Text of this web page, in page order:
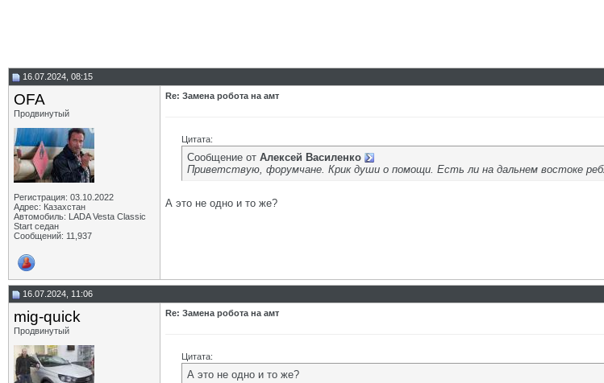
16.07.2024, 08:15
OFA
Продвинутый
Регистрация: 03.10.2022
Адрес: Казахстан
Автомобиль: LADA Vesta Classic
Start седан
Сообщений: 11,937
Re: Замена робота на амт
Цитата:
Сообщение от Алексей Василенко
Приветствую, форумчане. Крик души о помощи. Есть ли на дальнем востоке
А это не одно и то же?
16.07.2024, 11:06
mig-quick
Продвинутый
Re: Замена робота на амт
Цитата:
А это не одно и то же?